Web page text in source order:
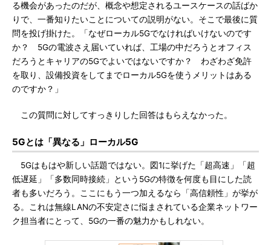
る機会があったのだが、概念や想定されるユースケースの話ばか
りで、一番知りたいことについての説明がない。そこで最後に質
問を投げ掛けた。「なぜローカル5Gでなければいけないのです
か？ 5Gの電波さえ届いていれば、工場の中だろうとオフィス
だろうとキャリアの5Gでよいではないですか？ わざわざ免許
を取り、設備投資をしてまでローカル5Gを使うメリットはある
のですか？」
この質問に対してすっきりした回答はもらえなかった。
5Gとは「異なる」ローカル5G
5Gはもはや新しい話題ではない。図1に挙げた「超高速」「超
低遅延」「多数同時接続」という5Gの特徴を何度も目にした読
者も多いだろう。ここにもう一つ加えるなら「高信頼性」が挙が
る。これは無線LANの不安定さに悩まされている企業ネットワー
ク担当者にとって、5Gの一番の魅力かもしれない。